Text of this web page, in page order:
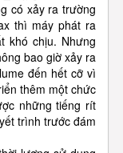
có xảy ra trường
thì máy phát ra
khó chịu. Nhưng
bao giờ xảy ra
đến hết cỡ vì
thêm một chức
những tiếng rít
trình trước đám